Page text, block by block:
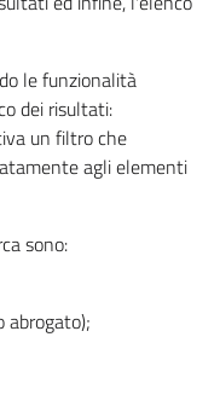
le funzionalità
dei risultati:
un filtro che
agli elementi
sono:
abrogato);